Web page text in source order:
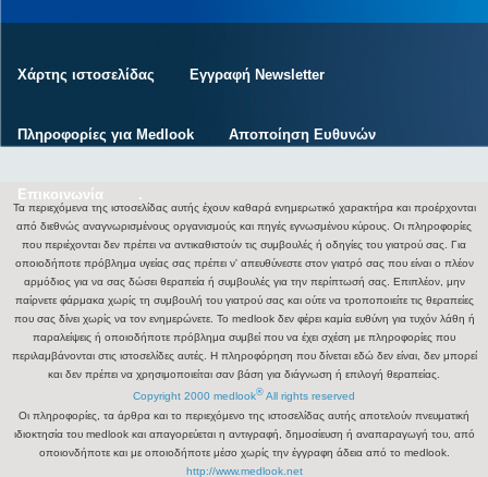
Χάρτης ιστοσελίδας Εγγραφή Newsletter
Πληροφορίες για Medlook Αποποίηση Ευθυνών
Επικοινωνία .
Τα περιεχόμενα της ιστοσελίδας αυτής έχουν καθαρά ενημερωτικό χαρακτήρα και προέρχονται
από διεθνώς αναγνωρισμένους οργανισμούς και πηγές εγνωσμένου κύρους. Οι πληροφορίες
που περιέχονται δεν πρέπει να αντικαθιστούν τις συμβουλές ή οδηγίες του γιατρού σας. Για
οποιοδήποτε πρόβλημα υγείας σας πρέπει ν' απευθύνεστε στον γιατρό σας που είναι ο πλέον
αρμόδιος για να σας δώσει θεραπεία ή συμβουλές για την περίπτωσή σας. Επιπλέον, μην
παίρνετε φάρμακα χωρίς τη συμβουλή του γιατρού σας και ούτε να τροποποιείτε τις θεραπείες
που σας δίνει χωρίς να τον ενημερώνετε. Το medlook δεν φέρει καμία ευθύνη για τυχόν λάθη ή
παραλείψεις ή οποιοδήποτε πρόβλημα συμβεί που να έχει σχέση με πληροφορίες που
περιλαμβάνονται στις ιστοσελίδες αυτές. Η πληροφόρηση που δίνεται εδώ δεν είναι, δεν μπορεί
και δεν πρέπει να χρησιμοποιείται σαν βάση για διάγνωση ή επιλογή θεραπείας.
Copyright 2000 medlook® All rights reserved
Οι πληροφορίες, τα άρθρα και το περιεχόμενο της ιστοσελίδας αυτής αποτελούν πνευματική
ιδιοκτησία του medlook και απαγορεύεται η αντιγραφή, δημοσίευση ή αναπαραγωγή του, από
οποιονδήποτε και με οποιοδήποτε μέσο χωρίς την έγγραφη άδεια από το medlook.
http://www.medlook.net